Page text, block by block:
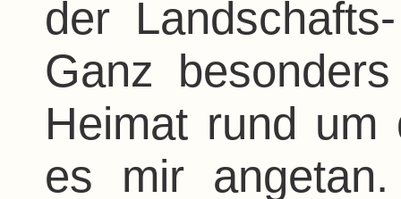
der
Ganz
Heimat rund
es mir